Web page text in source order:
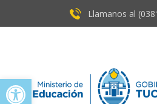
Open toolbar
Llamanos al